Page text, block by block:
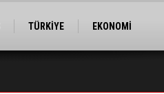
TÜRKİYE
EKONOMİ